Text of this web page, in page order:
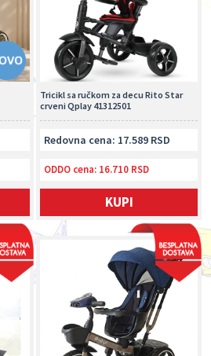
Tricikl sa ručkom za decu Rito Star
crveni Qplay 41312501
Redovna cena: 17.589 RSD
ODDO cena: 16.710 RSD
KUPI